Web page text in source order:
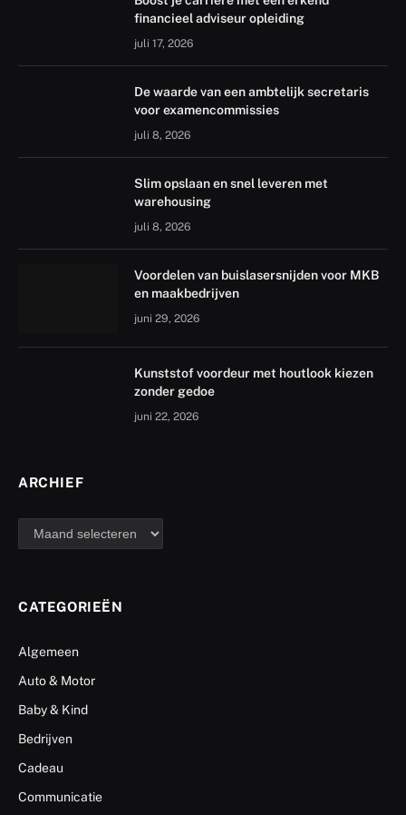
financieel adviseur opleiding
juli 17, 2026
De waarde van een ambtelijk secretaris
voor examencommissies
juli 8, 2026
Slim opslaan en snel leveren met
warehousing
juli 8, 2026
Voordelen van buislasersnijden voor MKB
en maakbedrijven
juni 29, 2026
Kunststof voordeur met houtlook kiezen
zonder gedoe
juni 22, 2026
ARCHIEF
archief
CATEGORIEËN
Algemeen
Auto & Motor
Baby & Kind
Bedrijven
Cadeau
Communicatie